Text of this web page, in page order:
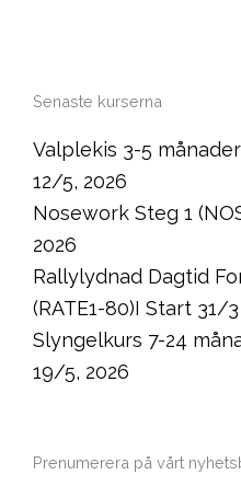
Senaste kurserna
Valplekis 3-5
12/5, 2026
Nosework Steg 1
2026
Rallylydnad Dagtid
(RATE1-80)I Start 31/
Slyngelkurs 7-24
19/5, 2026
Prenumerera på vårt